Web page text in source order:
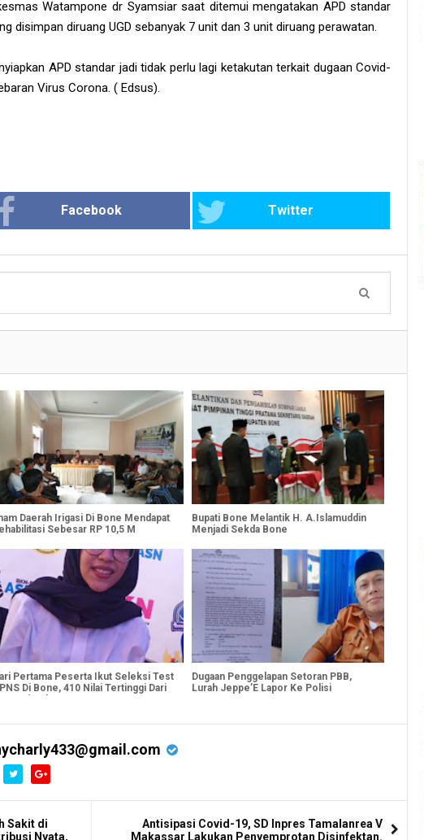
Watampone dr Syamsiar saat ditemui mengatakan APD standar
disimpan diruang UGD sebanyak 7 unit dan 3 unit diruang perawatan.
APD standar jadi tidak perlu lagi ketakutan terkait dugaan Covid-
Virus Corona. ( Edsus).
Facebook Twitter
Daerah Irigasi Di Bone Mendapat
Sebesar RP 10,5 M
Bupati Bone Melantik H. A.Islamuddin
Menjadi Sekda Bone
Pertama Peserta Ikut Seleksi Test
Di Bone, 410 Nilai Tertinggi Dari
Dokter
Dugaan Penggelapan Setoran PBB,
Lurah Jeppe’E Lapor Ke Polisi
Sakit di
Nyata,
Antisipasi Covid-19, SD Inpres Tamalanrea V
Makassar Lakukan Penyemprotan Disinfektan.